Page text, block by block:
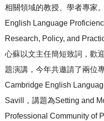
相關領域的教授、學者專家
English Language
Research, Policy, and
心蘇以文主任簡短致詞，歡
題演講，今年共邀請了兩位
Cambridge English
Savill，講題為Setting and
Professional Community of